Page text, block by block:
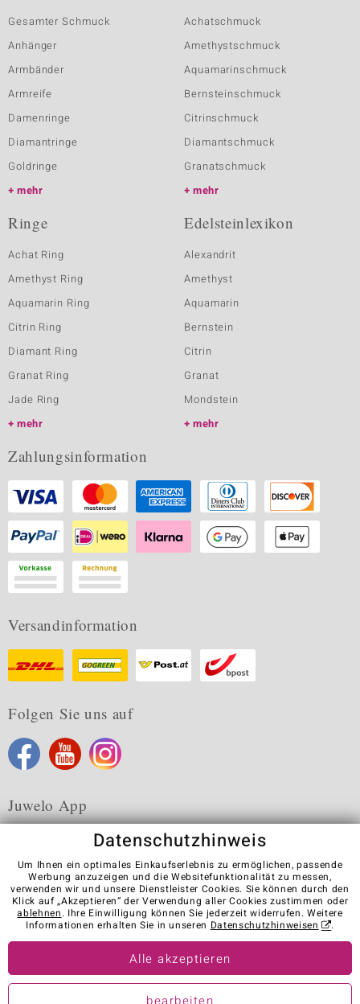
Gesamter Schmuck
Anhänger
Armbänder
Armreife
Damenringe
Diamantringe
Goldringe
mehr
Achatschmuck
Amethystschmuck
Aquamarinschmuck
Bernsteinschmuck
Citrinschmuck
Diamantschmuck
Granatschmuck
mehr
Ringe
Achat Ring
Amethyst Ring
Aquamarin Ring
Citrin Ring
Diamant Ring
Granat Ring
Jade Ring
mehr
Edelsteinlexikon
Alexandrit
Amethyst
Aquamarin
Bernstein
Citrin
Granat
Mondstein
mehr
Zahlungsinformation
Versandinformation
Folgen Sie uns auf
Juwelo App
Karriere AGB Datenschutz Cookies
Impressum
Kontakt
Vertrag widerrufen
Visit our stores in other countries:
© Juwelo Deutschland GmbH (ein Tochterunternehmen der elumeo
Datenschutzhinweis
Um Ihnen ein optimales Einkaufserlebnis zu ermöglichen, passende
Werbung anzuzeigen und die Websitefunktionalität zu messen,
verwenden wir und unsere Dienstleister Cookies. Sie können durch den
Klick auf „Akzeptieren“ der Verwendung aller Cookies zustimmen oder
ablehnen. Ihre Einwilligung können Sie jederzeit widerrufen. Weitere
Informationen erhalten Sie in unseren Datenschutzhinweisen .
Alle akzeptieren